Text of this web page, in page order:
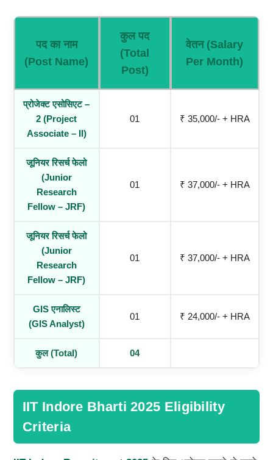
पद का नाम
(Post Name)
कुल पद
(Total
Post)
वेतन (Salary
Per Month)
प्रोजेक्ट एसोसिएट –
2 (Project
Associate – II)
01 ₹ 35,000/- + HRA
जूनियर रिसर्च फेलो
(Junior
Research
Fellow – JRF)
01 ₹ 37,000/- + HRA
जूनियर रिसर्च फेलो
(Junior
Research
Fellow – JRF)
01 ₹ 37,000/- + HRA
GIS एनालिस्ट
(GIS Analyst)
01 ₹ 24,000/- + HRA
कुल (Total) 04
IIT Indore Bharti 2025 Eligibility
Criteria